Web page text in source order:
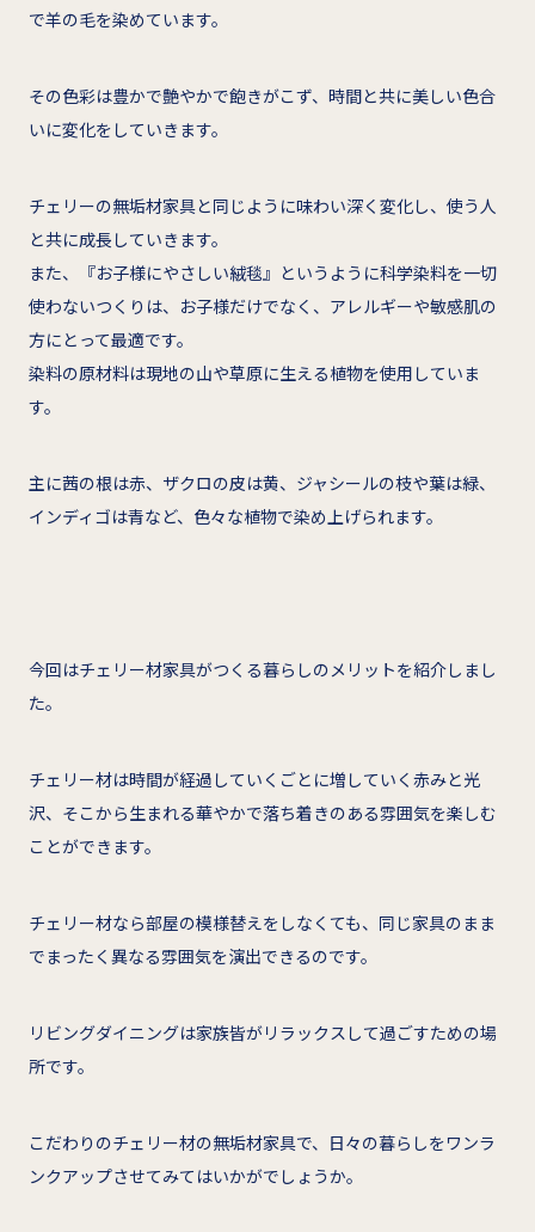
で羊の毛を染めています。
その色彩は豊かで艶やかで飽きがこず、時間と共に美しい色合
いに変化をしていきます。
チェリーの無垢材家具と同じように味わい深く変化し、使う人
と共に成長していきます。
また、『お子様にやさしい絨毯』というように科学染料を一切
使わないつくりは、お子様だけでなく、アレルギーや敏感肌の
方にとって最適です。
染料の原材料は現地の山や草原に生える植物を使用していま
す。
主に茜の根は赤、ザクロの皮は黄、ジャシールの枝や葉は緑、
インディゴは青など、色々な植物で染め上げられます。
今回はチェリー材家具がつくる暮らしのメリットを紹介しまし
た。
チェリー材は時間が経過していくごとに増していく赤みと光
沢、そこから生まれる華やかで落ち着きのある雰囲気を楽しむ
ことができます。
チェリー材なら部屋の模様替えをしなくても、同じ家具のまま
でまったく異なる雰囲気を演出できるのです。
リビングダイニングは家族皆がリラックスして過ごすための場
所です。
こだわりのチェリー材の無垢材家具で、日々の暮らしをワンラ
ンクアップさせてみてはいかがでしょうか。